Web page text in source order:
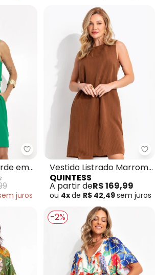
Quintess - Vestido Curto Verde
em
juros
Vestido Listrado Marrom
em Tecido de Alfaiataria
QUINTESS
A partir deR$ 169,99
ou 4xde R$ 42,49sem juros
-2%